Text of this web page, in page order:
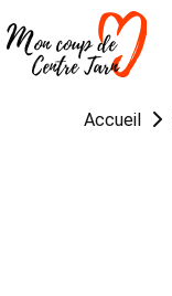
Accueil